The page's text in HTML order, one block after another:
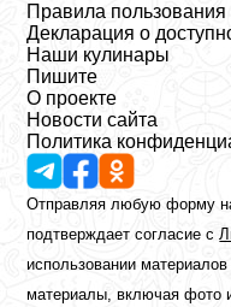
Правила пользования
Декларация о
Наши кулинары
Пишите
О проекте
Новости сайта
Политика
Отправляя любую форму
подтверждает согласие с
использовании
материалы, включая фото